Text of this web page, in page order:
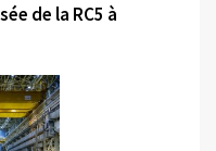
de la RC5 à